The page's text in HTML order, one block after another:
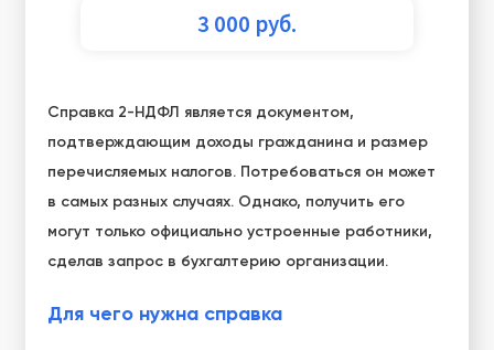
3 000 руб.
Справка 2-НДФЛ является документом,
подтверждающим доходы гражданина и размер
перечисляемых налогов. Потребоваться он может
в самых разных случаях. Однако, получить его
могут только официально устроенные работники,
сделав запрос в бухгалтерию организации.
Для чего нужна справка